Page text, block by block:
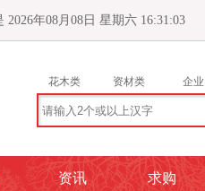
年08月08日 星期六 16:31:05
花木类 资材类 企业
资讯 求购